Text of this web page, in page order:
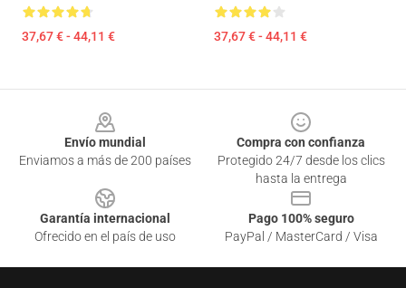
37,67 € - 44,11 € 37,67 € - 44,11 €
Envío mundial
Enviamos a más de 200 países
Compra con confianza
Protegido 24/7 desde los clics
hasta la entrega
Garantía internacional
Ofrecido en el país de uso
Pago 100% seguro
PayPal / MasterCard / Visa